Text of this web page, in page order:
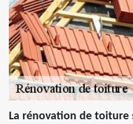
La rénovation de toiture